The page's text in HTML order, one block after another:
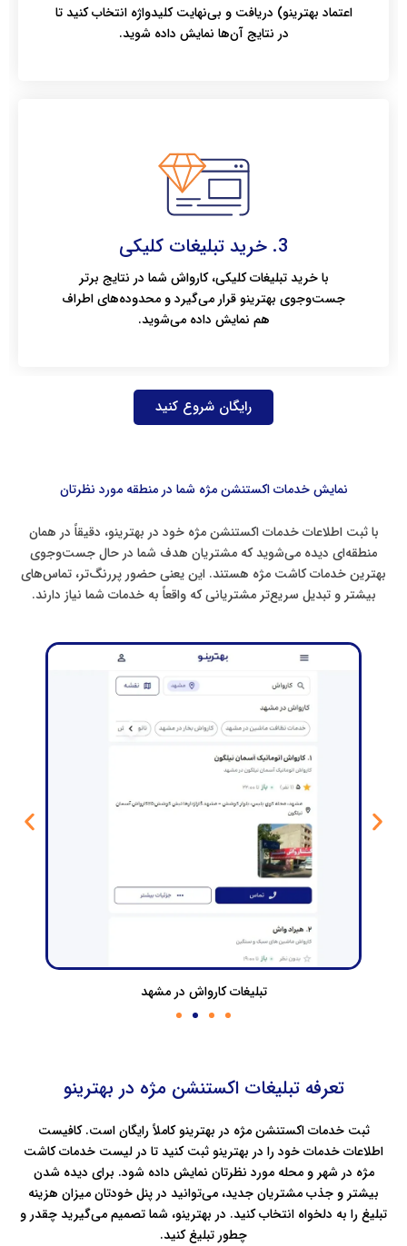
اعتماد بهترینو) دریافت و بی‌نهایت کلیدواژه انتخاب کنید تا
در نتایج آن‌ها نمایش داده شوید.
3. خرید تبلیغات کلیکی
با خرید تبلیغات کلیکی، کارواش شما در نتایج برتر
جست‌وجوی بهترینو قرار می‌گیرد و محدوده‌های اطراف
هم نمایش داده می‌شوید.
رایگان شروع کنید
نمایش خدمات اکستنشن مژه شما در منطقه مورد نظرتان
با ثبت اطلاعات خدمات اکستنشن مژه خود در بهترینو، دقیقاً در همان
منطقه‌ای دیده می‌شوید که مشتریان هدف شما در حال جست‌وجوی
بهترین خدمات کاشت مژه هستند. این یعنی حضور پررنگ‌تر، تماس‌های
بیشتر و تبدیل سریع‌تر مشتریانی که واقعاً به خدمات شما نیاز دارند.
تبلیغات کارواش در مشهد
تعرفه تبلیغات اکستنشن مژه در بهترینو
ثبت خدمات اکستنشن مژه در بهترینو کاملاً رایگان است. کافیست
اطلاعات خدمات خود را در بهترینو ثبت کنید تا در لیست خدمات کاشت
مژه در شهر و محله‌ مورد نظرتان نمایش داده شود. برای دیده شدن
بیشتر و جذب مشتریان جدید، می‌توانید در پنل خودتان میزان هزینه
تبلیغ را به دلخواه انتخاب کنید. در بهترینو، شما تصمیم می‌گیرید چقدر و
چطور تبلیغ کنید.